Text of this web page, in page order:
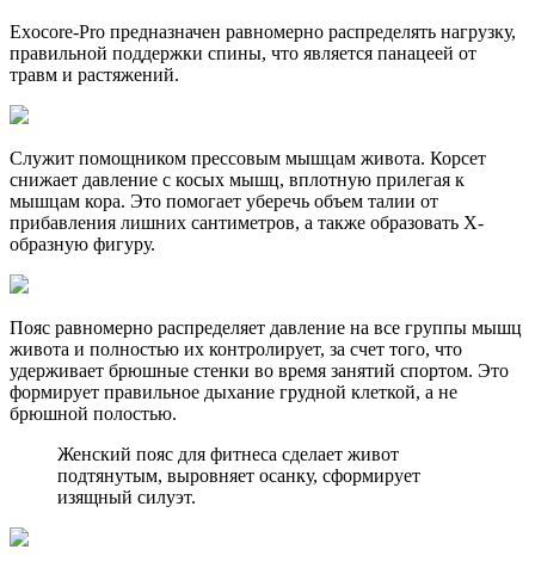
Exocore-Pro предназначен равномерно распределять нагрузку,
правильной поддержки спины, что является панацеей от
травм и растяжений.
Служит помощником прессовым мышцам живота. Корсет
снижает давление с косых мышц, вплотную прилегая к
мышцам кора. Это помогает уберечь объем талии от
прибавления лишних сантиметров, а также образовать X-
образную фигуру.
Пояс равномерно распределяет давление на все группы мышц
живота и полностью их контролирует, за счет того, что
удерживает брюшные стенки во время занятий спортом. Это
формирует правильное дыхание грудной клеткой, а не
брюшной полостью.
Женский пояс для фитнеса сделает живот
подтянутым, выровняет осанку, сформирует
изящный силуэт.